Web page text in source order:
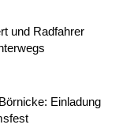
und Radfahrer
Einladung